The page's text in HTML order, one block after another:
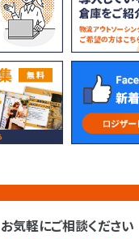
お気軽にご相談ください